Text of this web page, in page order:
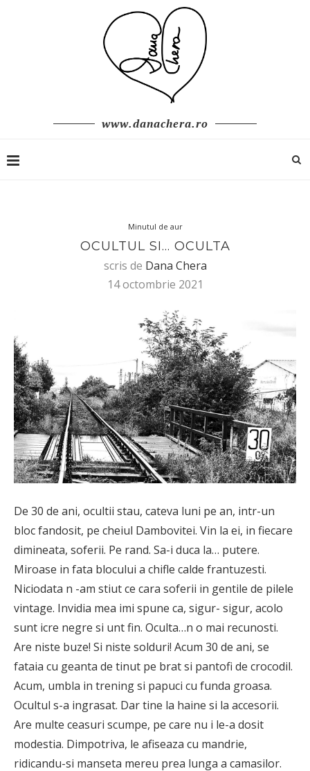
www.danachera.ro
Minutul de aur
OCULTUL SI… OCULTA
scris de Dana Chera
14 octombrie 2021
De 30 de ani, ocultii stau, cateva luni pe an, intr-un
bloc fandosit, pe cheiul Dambovitei. Vin la ei, in fiecare
dimineata, soferii. Pe rand. Sa-i duca la… putere.
Miroase in fata blocului a chifle calde frantuzesti.
Niciodata n -am stiut ce cara soferii in gentile de pilele
vintage. Invidia mea imi spune ca, sigur- sigur, acolo
sunt icre negre si unt fin. Oculta…n o mai recunosti.
Are niste buze! Si niste solduri! Acum 30 de ani, se
fataia cu geanta de tinut pe brat si pantofi de crocodil.
Acum, umbla in trening si papuci cu funda groasa.
Ocultul s-a ingrasat. Dar tine la haine si la accesorii.
Are multe ceasuri scumpe, pe care nu i le-a dosit
modestia. Dimpotriva, le afiseaza cu mandrie,
ridicandu-si manseta mereu prea lunga a camasilor.